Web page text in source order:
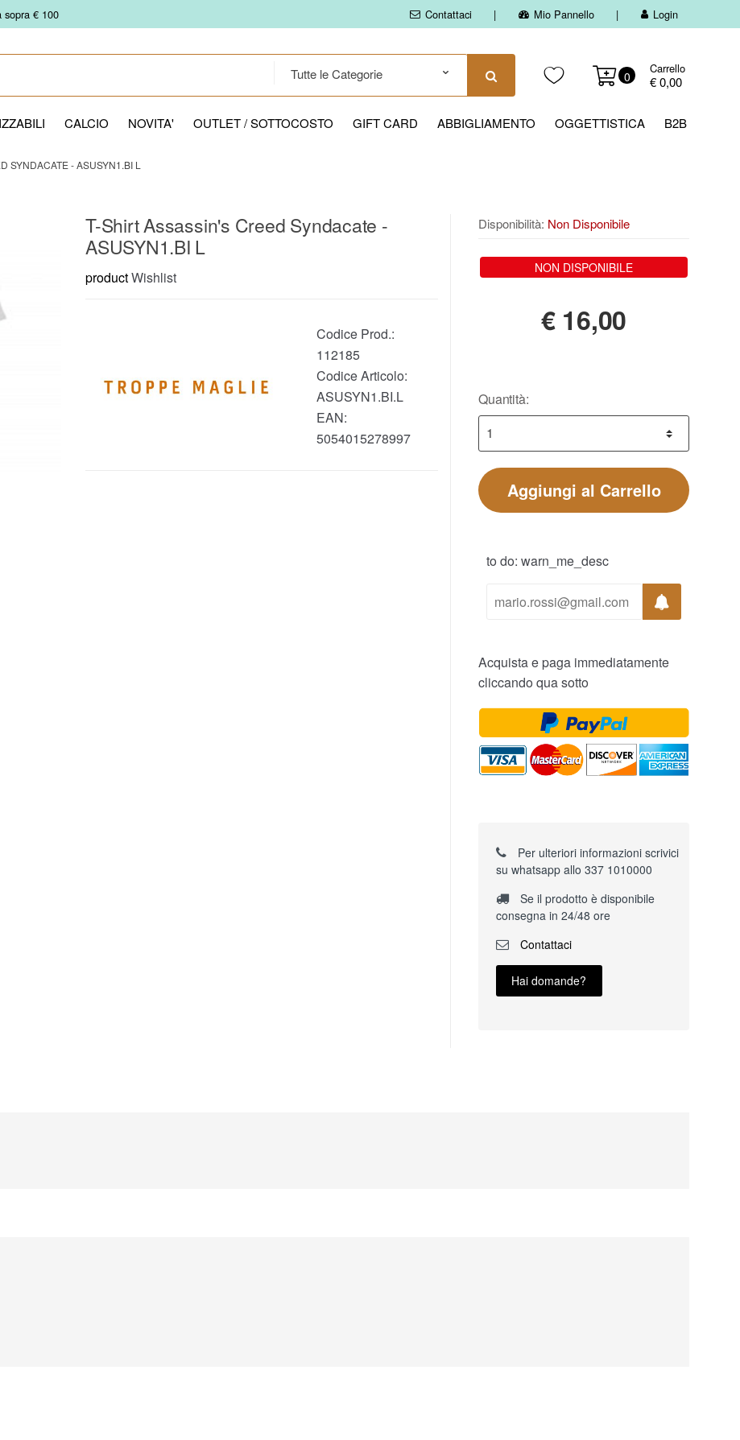
sopra € 100 Contattaci Mio Pannello Login
0
Carrello
€ 0,00
CALCIO NOVITA' OUTLET / SOTTOCOSTO GIFT CARD ABBIGLIAMENTO OGGETTISTICA B2B
SYNDACATE - ASUSYN1.BI L
T-Shirt Assassin's Creed Syndacate -
ASUSYN1.BI L
productWishlist
Codice Prod.:
112185
Codice Articolo:
ASUSYN1.BI.L
EAN:
5054015278997
Disponibilità: Non Disponibile
NON DISPONIBILE
€ 16,00
Quantità:
Aggiungi al Carrello
to do: warn_me_desc
Acquista e paga immediatamente
cliccando qua sotto
Per ulteriori informazioni scrivici
su whatsapp allo 337 1010000
Se il prodotto è disponibile
consegna in 24/48 ore
Contattaci
Hai domande?